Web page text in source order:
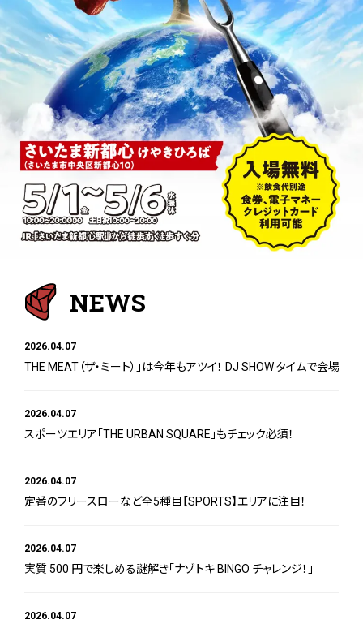
NEWS
2026.04.07
THE MEAT（ザ・ミート）」は今年もアツイ！ DJ SHOW タイムで会場大
2026.04.07
スポーツエリア「THE URBAN SQUARE」もチェック必須！
2026.04.07
定番のフリースローなど全5種目【SPORTS】エリアに注目！
2026.04.07
実質 500 円で楽しめる謎解き「ナゾトキ BINGO チャレンジ！」
2026.04.07